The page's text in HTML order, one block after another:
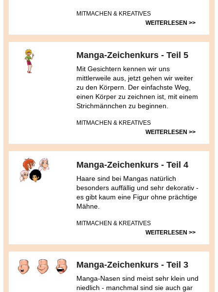
MITMACHEN & KREATIVES
WEITERLESEN >>
Manga-Zeichenkurs - Teil 5
Mit Gesichtern kennen wir uns
mittlerweile aus, jetzt gehen wir weiter
zu den Körpern. Der einfachste Weg,
einen Körper zu zeichnen ist, mit einem
Strichmännchen zu beginnen.
MITMACHEN & KREATIVES
WEITERLESEN >>
Manga-Zeichenkurs - Teil 4
Haare sind bei Mangas natürlich
besonders auffällig und sehr dekorativ -
es gibt kaum eine Figur ohne prächtige
Mähne.
MITMACHEN & KREATIVES
WEITERLESEN >>
Manga-Zeichenkurs - Teil 3
Manga-Nasen sind meist sehr klein und
niedlich - manchmal sind sie auch gar